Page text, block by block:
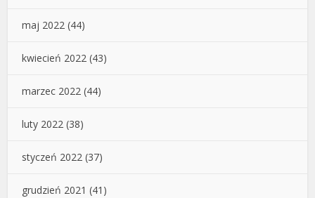
maj 2022 (44)
kwiecień 2022 (43)
marzec 2022 (44)
luty 2022 (38)
styczeń 2022 (37)
grudzień 2021 (41)